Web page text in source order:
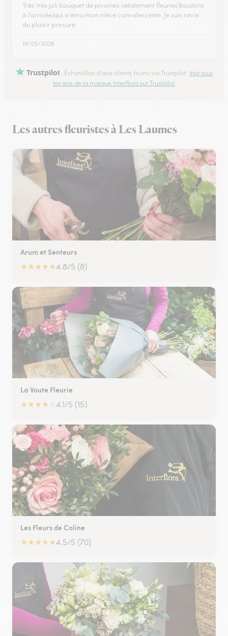
Très très joli bouquet de pivoines idéalement fleuries)boutons
à l’arrivée)qui a ému mon nièce convalescente. Je suis ravie
du plaisir procuré
19/05/2026
Trustpilot Échantillon d'avis clients fourni via Trustpilot. Voir tous
les avis de la marque Interflora sur Trustpilot
Les autres fleuristes à Les Laumes
Arum et Senteurs
★★★★★4.8/5 (8)
La Voute Fleurie
★★★★ 4.1/5 (15)
Les Fleurs de Coline
★★★★★4.5/5 (70)